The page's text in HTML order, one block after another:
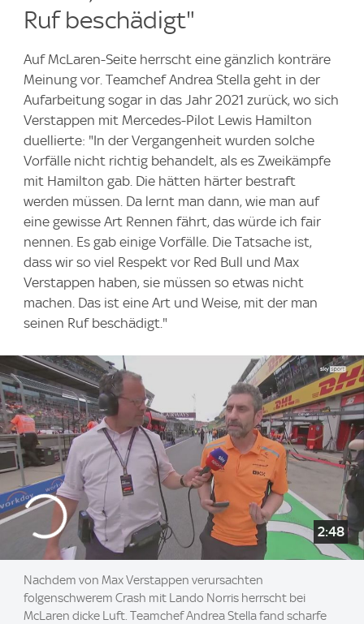
Ruf beschädigt"
Auf McLaren-Seite herrscht eine gänzlich konträre
Meinung vor. Teamchef Andrea Stella geht in der
Aufarbeitung sogar in das Jahr 2021 zurück, wo sich
Verstappen mit Mercedes-Pilot Lewis Hamilton
duellierte: "In der Vergangenheit wurden solche
Vorfälle nicht richtig behandelt, als es Zweikämpfe
mit Hamilton gab. Die hätten härter bestraft
werden müssen. Da lernt man dann, wie man auf
eine gewisse Art Rennen fährt, das würde ich fair
nennen. Es gab einige Vorfälle. Die Tatsache ist,
dass wir so viel Respekt vor Red Bull und Max
Verstappen haben, sie müssen so etwas nicht
machen. Das ist eine Art und Weise, mit der man
seinen Ruf beschädigt."
2:48
Nachdem von Max Verstappen verursachten
folgenschwerem Crash mit Lando Norris herrscht bei
McLaren dicke Luft. Teamchef Andrea Stella fand scharfe